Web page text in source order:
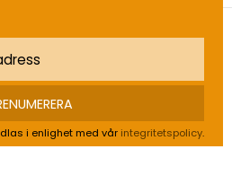
i enlighet med vår integritetspolicy.